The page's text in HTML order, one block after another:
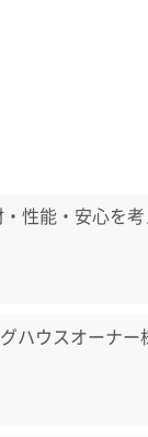
性能・安心を
ハウスオーナー